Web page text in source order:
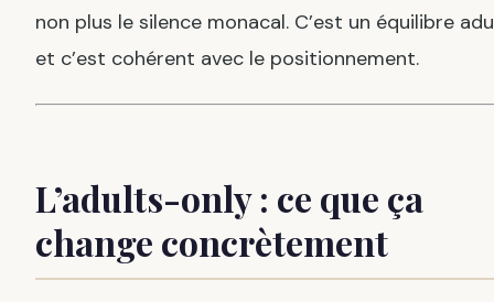
non plus le silence monacal. C’est un équilibre
et c’est cohérent avec le positionnement.
L’adults-only : ce que ça
change concrètement